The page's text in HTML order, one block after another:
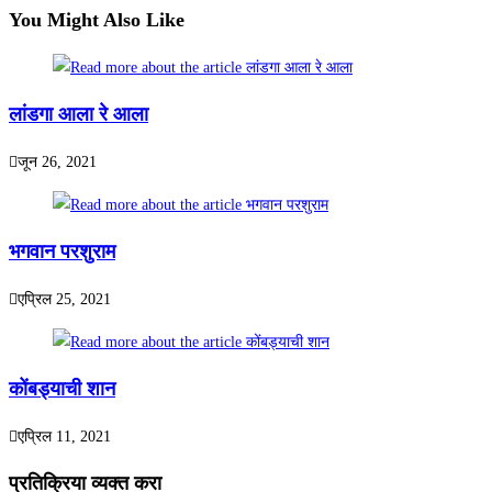
You Might Also Like
लांडगा आला रे आला
जून 26, 2021
भगवान परशुराम
एप्रिल 25, 2021
कोंबड्याची शान
एप्रिल 11, 2021
प्रतिक्रिया व्यक्त करा